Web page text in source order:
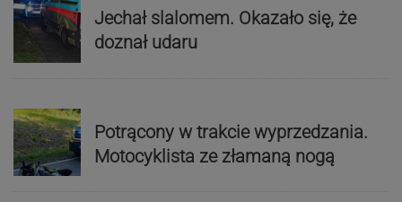
Jechał slalomem. Okazało się, że
doznał udaru
Potrącony w trakcie wyprzedzania.
Motocyklista ze złamaną nogą